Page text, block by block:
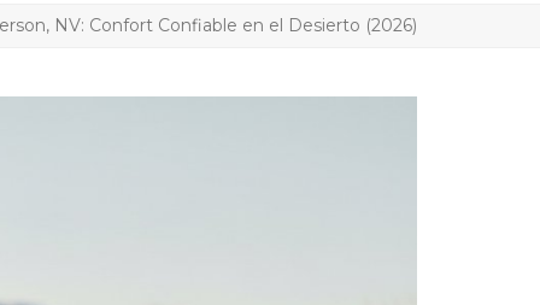
NV: Confort Confiable en el Desierto (2026)